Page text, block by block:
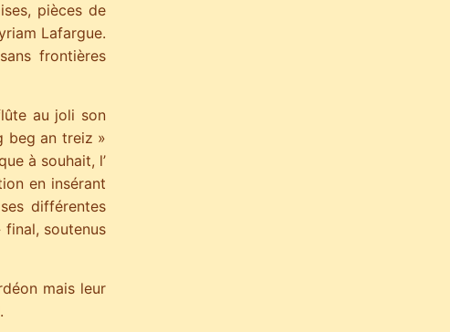
pièces de
Lafargue.
frontières
au joli son
beg an treiz »
à souhait, l’
en insérant
différentes
soutenus
mais leur